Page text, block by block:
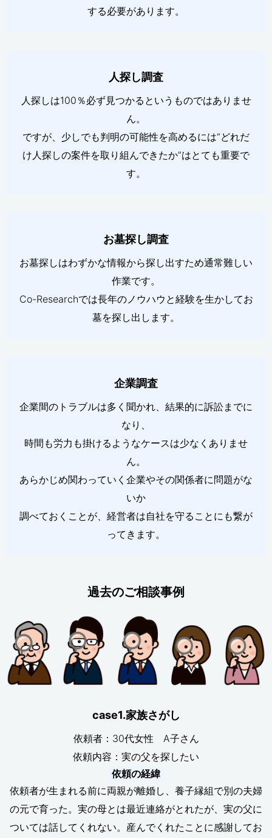
する必要があります。
人探し調査
人探しは100％必ず見つかるというものではありませ
ん。
ですが、少しでも判明の可能性を高めるには“どれだ
け人探しの案件を取り組んできたか”はとても重要で
す。
お墓探し調査
お墓探しはわずかな情報から探し出すため通常難しい
作業です。
Co-Researchでは長年のノウハウと経験を生かしてお
墓を探し出します。
企業調査
企業間のトラブルは多く聞かれ、結果的に訴訟までに
なり、
時間も労力も掛けるようなケースは少なくありませ
ん。
あらかじめ関わっていく企業やその関係者に問題がな
いか
調べておくことが、経営者は自社を守ることにも繋が
ってきます。
過去のご相談事例
case1.家族さがし
依頼者：30代女性 A子さん
依頼内容：実の父を探したい
依頼の経緯
依頼者が生まれる前に両親が離婚し、養子縁組で別の夫婦
の元で育った。実の母とは最近連絡がとれたが、実の父に
ついては話してくれない。産んでくれたことに感謝してお